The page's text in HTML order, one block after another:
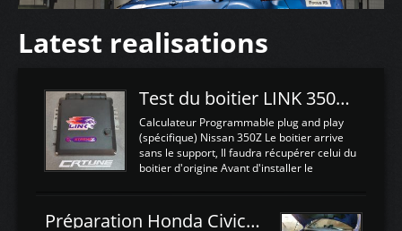
Latest realisations
Test du boitier LINK 350Z Plugin ECU
Calculateur Programmable plug and play
(spécifique) Nissan 350Z Le boitier arrive
sans le support, Il faudra récupérer celui du
boitier d'origine Avant d'installer le
d'envoyer l'information de la large bande
Préparation Honda Civic Type R FK2